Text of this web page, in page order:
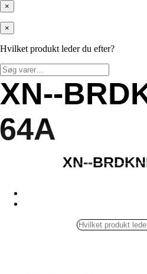
×
×
Hvilket produkt leder du efter?
Søg
efter:
XN--
64A
XN--
XN--